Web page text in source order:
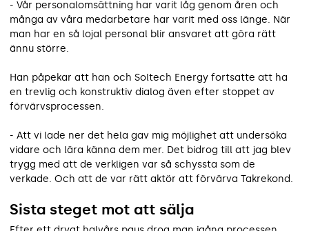
- Vår personalomsättning har varit låg genom åren och
många av våra medarbetare har varit med oss länge. När
man har en så lojal personal blir ansvaret att göra rätt
ännu större.
Han påpekar att han och Soltech Energy fortsatte att ha
en trevlig och konstruktiv dialog även efter stoppet av
förvärvsprocessen.
- Att vi lade ner det hela gav mig möjlighet att undersöka
vidare och lära känna dem mer. Det bidrog till att jag blev
trygg med att de verkligen var så schyssta som de
verkade. Och att de var rätt aktör att förvärva Takrekond.
Sista steget mot att sälja